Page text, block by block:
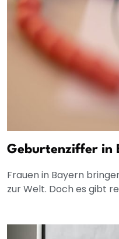
Geburtenziffer in
Frauen in Bayern
zur Welt. Doch es gibt